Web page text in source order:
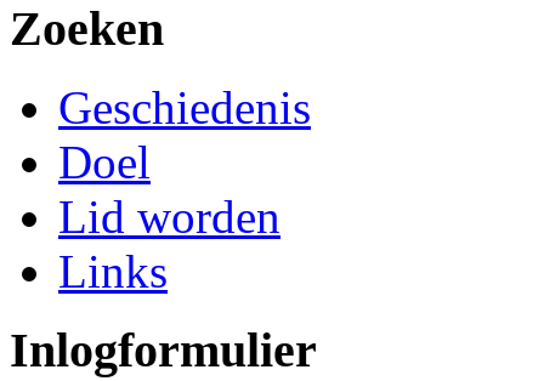
Zoeken
Geschiedenis
Doel
Lid worden
Links
Inlogformulier